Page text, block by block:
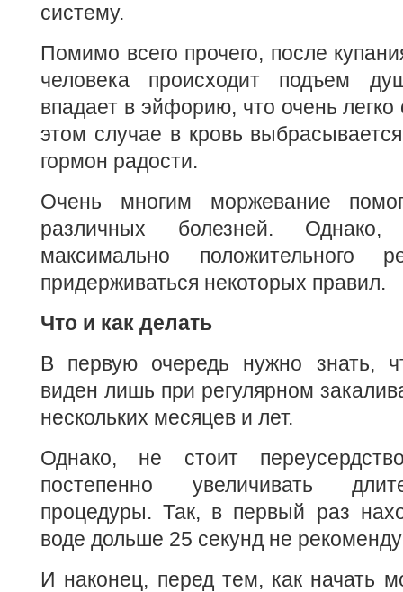
систему.
Помимо всего прочего, после
человека происходит подъем
впадает в эйфорию, что очень легко
этом случае в кровь
гормон радости.
Очень многим моржевание
различных болезней.
максимально положительного
придерживаться некоторых правил.
Что и как делать
В первую очередь нужно знать,
виден лишь при регулярном
нескольких месяцев и лет.
Однако, не стоит
постепенно увеличивать
процедуры. Так, в первый раз
воде дольше 25 секунд не
И наконец, перед тем, как начать